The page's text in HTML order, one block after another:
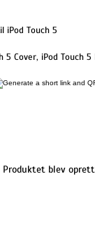
iPod Touch 5
5 Cover, iPod Touch 5
Produktet blev